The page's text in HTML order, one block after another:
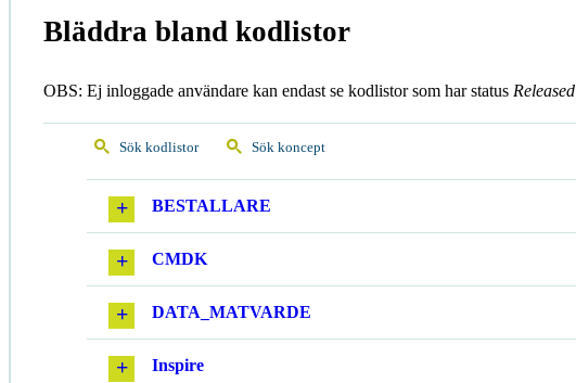
Bläddra bland kodlistor
OBS: Ej inloggade användare kan endast se kodlistor som har status Released
Sök kodlistor Sök koncept
BESTALLARE
CMDK
DATA_MATVARDE
Inspire